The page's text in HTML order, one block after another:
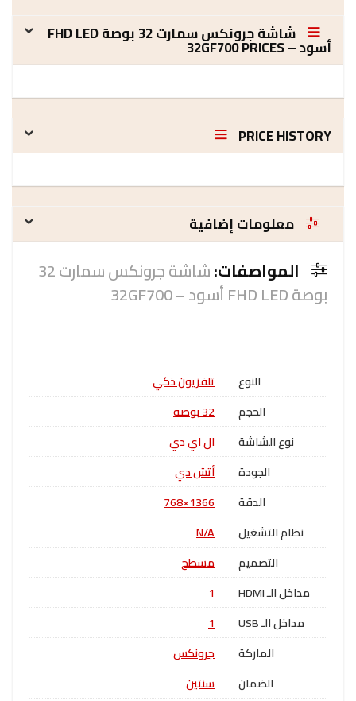
شاشة جرونكس سمارت 32 بوصة FHD LED
أسود – 32GF700 PRICES
PRICE HISTORY
معلومات إضافية
المواصفات:
شاشة جرونكس سمارت 32
بوصة FHD LED أسود – 32GF700
النوع
تلفزيون ذكي
الحجم
32 بوصه
نوع الشاشة
ال اي دي
الجودة
أتش دي
الدقة
1366×768
نظام التشغيل
N/A
التصميم
مسطح
مداخل الـ HDMI
1
مداخل الـ USB
1
الماركة
جرونكس
الضمان
سنتين